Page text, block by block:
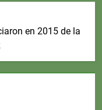
en 2015 de la